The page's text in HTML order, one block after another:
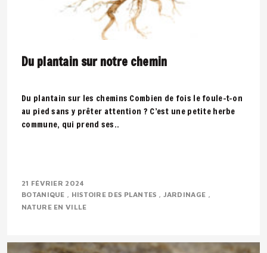
Du plantain sur notre chemin
Du plantain sur les chemins Combien de fois le foule-t-on
au pied sans y prêter attention ? C’est une petite herbe
commune, qui prend ses..
21 FÉVRIER 2024
BOTANIQUE
HISTOIRE DES PLANTES
JARDINAGE
NATURE EN VILLE